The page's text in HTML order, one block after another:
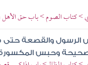
> كتاب الصوم > باب حق الأهل
الرسول والقصعة حتى
وحبس